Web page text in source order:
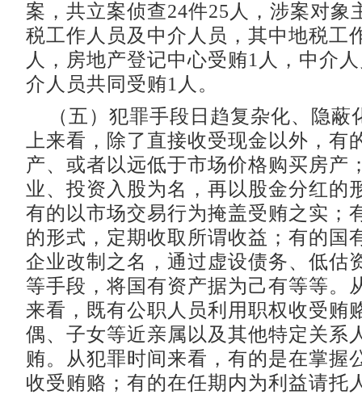
案，共立案侦查24件25人，涉案对象
税工作人员及中介人员，其中地税工
人，房地产登记中心受贿1人，中介
介人员共同受贿1人。
（五）犯罪手段日趋复杂化、隐蔽
上来看，除了直接收受现金以外，有
产、或者以远低于市场价格购买房产
业、投资入股为名，再以股金分红的
有的以市场交易行为掩盖受贿之实；
的形式，定期收取所谓收益；有的国
企业改制之名，通过虚设债务、低估
等手段，将国有资产据为己有等等。
来看，既有公职人员利用职权收受贿
偶、子女等近亲属以及其他特定关系
贿。从犯罪时间来看，有的是在掌握
收受贿赂；有的在任期内为利益请托